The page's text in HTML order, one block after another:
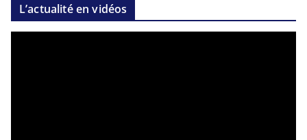
L’actualité en vidéos